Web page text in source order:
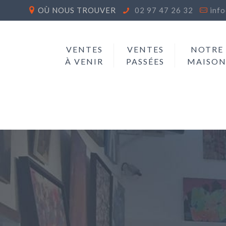
OÙ NOUS TROUVER 02 97 47 26 32
VENTES
À VENIR
VENTES
PASSÉES
NOTRE